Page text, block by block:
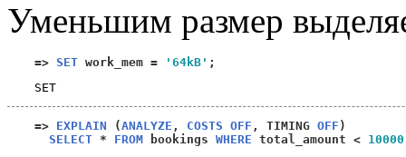
Уменьшим размер
=> SET work_mem = '64kB' ;
=> EXPLAIN (ANALYZE , COSTS OFF , TIMING OFF )
SELECT * FROM bookings WHERE total_amount < 10000